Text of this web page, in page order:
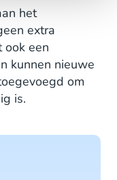
het
extra
ook een
kunnen nieuwe
om
is.